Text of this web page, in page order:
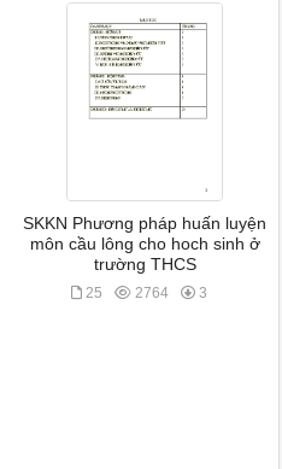
SKKN Phương pháp huấn luyện
môn cầu lông cho hoch sinh ở
trường THCS
25 2764 3